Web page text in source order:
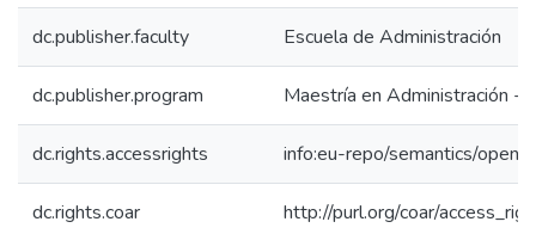
dc.publisher.faculty Escuela de Administración
dc.publisher.program Maestría en Administración -
dc.rights.accessrights info:eu-repo/semantics/
dc.rights.coar http://purl.org/coar/